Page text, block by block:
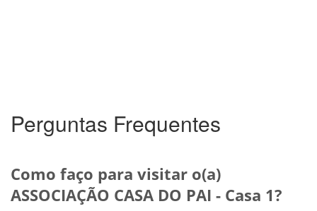
Perguntas Frequentes
Como faço para visitar o(a)
ASSOCIAÇÃO CASA DO PAI - Casa 1?